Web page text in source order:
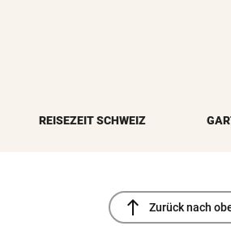
REISEZEIT SCHWEIZ
north Zurück nach